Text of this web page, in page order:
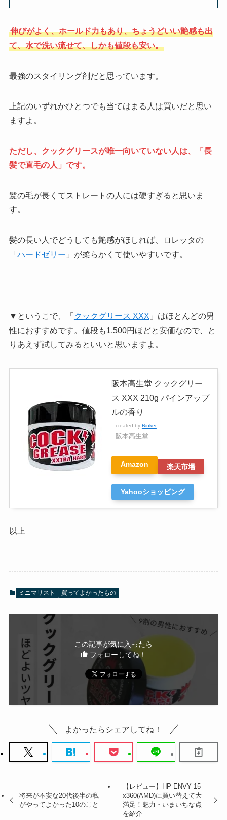
伸びがよく、ホールド力もあり、ちょうどいい艶感も出
て、水で洗い流せて、しかも値段も安い。
最強のスタイリング剤だと思っています。
上記のいずれかひとつでも当てはまる人は買いだと思い
ますよ。
ただし、クックグリースが唯一向いていない人は、「長
髪で直毛の人」です。
髪の毛が長くてストレートの人には硬すぎると思いま
す。
髪の長い人でどうしても艶感がほしれば、ロレッタの
「 ハードゼリー 」が柔らかくて使いやすいです。
▼というこで、「 クックグリース XXX 」はほとんどの男
性におすすめです。値段も1,500円ほどと安価なので、と
りあえず試してみるといいと思いますよ。
阪本高生堂 クックグリー
ス XXX 210g パインアップ
ルの香り
created by Rinker
阪本高生堂
Amazon 楽天市場
Yahooショッピング
以上
ミニマリスト 買ってよかったもの
この記事が気に入ったら
フォローしてね！
よかったらシェアしてね！
将来が不安な20代後半の私
がやってよかった10のこと
【レビュー】HP ENVY 15
x360(AMD)に買い替えて大
満足！魅力・いまいちな点
を紹介